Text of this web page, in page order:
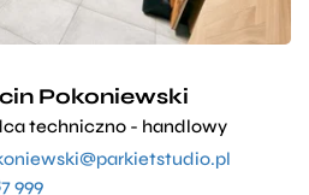
Pokoniewski
techniczno - handlowy
999